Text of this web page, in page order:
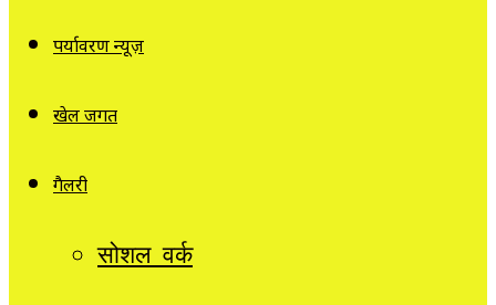
पर्यावरण न्यूज़
खेल जगत
गैलरी
सोशल वर्क